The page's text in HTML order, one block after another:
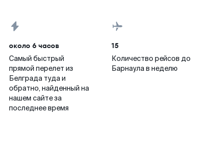
около 6 часов
Самый быстрый
прямой перелет из
Белграда туда и
обратно, найденный на
нашем сайте за
последнее время
15
Количество рейсов до
Барнаула в неделю